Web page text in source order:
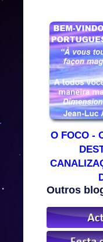
O FOCO -
Outros